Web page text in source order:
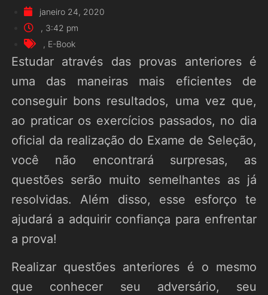
janeiro 24, 2020
, 3:42 pm
, E-Book
Estudar através das provas anteriores é
uma das maneiras mais eficientes de
conseguir bons resultados, uma vez que,
ao praticar os exercícios passados, no dia
oficial da realização do Exame de Seleção,
você não encontrará surpresas, as
questões serão muito semelhantes as já
resolvidas. Além disso, esse esforço te
ajudará a adquirir confiança para enfrentar
a prova!
Realizar questões anteriores é o mesmo
que conhecer seu adversário, seu